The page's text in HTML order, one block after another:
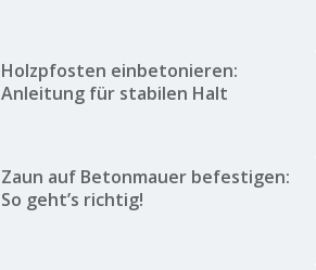
Holzpfosten einbetonieren:
Anleitung für stabilen Halt
Zaun auf Betonmauer befestigen:
So geht’s richtig!